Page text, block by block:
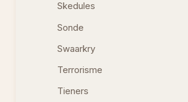
Skedules
Sonde
Swaarkry
Terrorisme
Tieners